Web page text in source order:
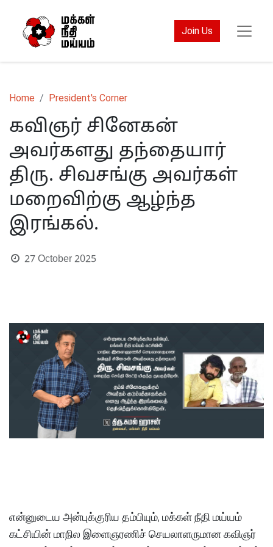
Join Us
Home President's Corner
கவிஞர் சினேகன்
அவர்களது தந்தையார்
திரு. சிவசங்கு அவர்கள்
மறைவிற்கு ஆழ்ந்த
இரங்கல்.
27 October 2025
என்னுடைய அன்புக்குரிய தம்பியும், மக்கள் நீதி மய்யம்
கட்சியின் மாநில இளைஞரணிச் செயலாளருமான கவிஞர்